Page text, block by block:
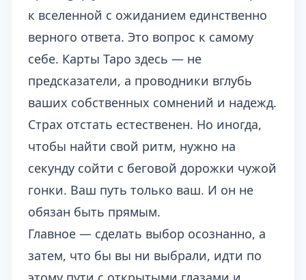
к вселенной с ожиданием единственно
верного ответа. Это вопрос к самому
себе. Карты Таро здесь — не
предсказатели, а проводники вглубь
ваших собственных сомнений и надежд.
Страх отстать естественен. Но иногда,
чтобы найти свой ритм, нужно на
секунду сойти с беговой дорожки чужой
гонки. Ваш путь только ваш. И он не
обязан быть прямым.
Главное — сделать выбор осознанно, а
затем, что бы вы ни выбрали, идти по